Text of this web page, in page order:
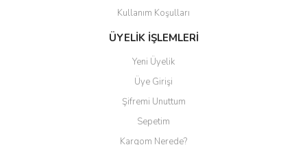
Kullanım Koşulları
ÜYELİK İŞLEMLERİ
Yeni Üyelik
Üye Girişi
Şifremi Unuttum
Sepetim
Kargom Nerede?